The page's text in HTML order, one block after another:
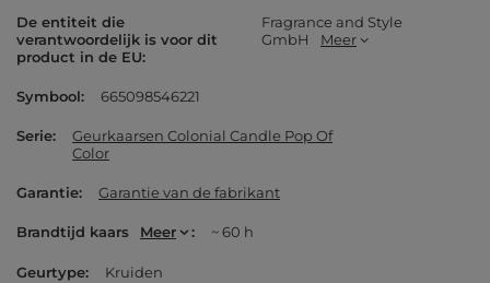
De entiteit die
verantwoordelijk is voor dit
product in de EU
Fragrance and Style
GmbH
Meer
Symbool 665098546221
Serie
Geurkaarsen Colonial Candle Pop Of
Color
Garantie Garantie van de fabrikant
Brandtijd kaars Meer ~ 60 h
Geurtype Kruiden